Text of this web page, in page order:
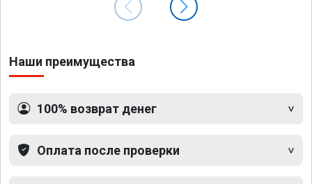
Наши преимущества
100% возврат денег
Оплата после проверки